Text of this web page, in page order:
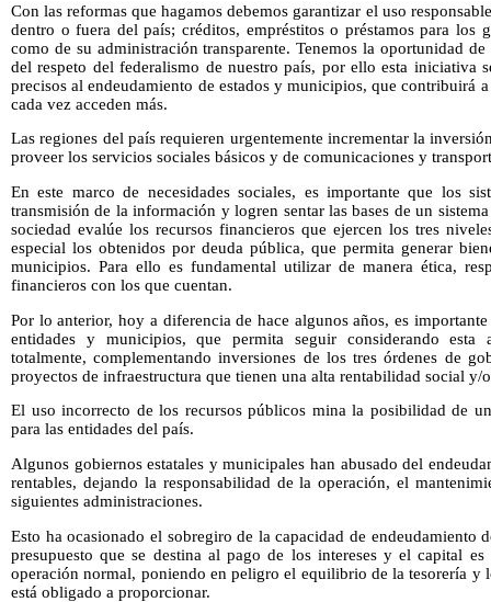
Con las reformas que hagamos debemos garantizar el uso
dentro o fuera del país; créditos, empréstitos o préstamos para los
como de su administración transparente. Tenemos la oportunidad
del respeto del federalismo de nuestro país, por ello esta iniciativa
precisos al endeudamiento de estados y municipios, que contribuirá
cada vez acceden más.
Las regiones del país requieren urgentemente incrementar la
proveer los servicios sociales básicos y de comunicaciones y
En este marco de necesidades sociales, es importante que los
transmisión de la información y logren sentar las bases de un
sociedad evalúe los recursos financieros que ejercen los tres
especial los obtenidos por deuda pública, que permita generar
municipios. Para ello es fundamental utilizar de manera ética,
financieros con los que cuentan.
Por lo anterior, hoy a diferencia de hace algunos años, es
entidades y municipios, que permita seguir considerando
totalmente, complementando inversiones de los tres órdenes de
proyectos de infraestructura que tienen una alta rentabilidad social y/
El uso incorrecto de los recursos públicos mina la posibilidad de
para las entidades del país.
Algunos gobiernos estatales y municipales han abusado del
rentables, dejando la responsabilidad de la operación, el
siguientes administraciones.
Esto ha ocasionado el sobregiro de la capacidad de endeudamiento
presupuesto que se destina al pago de los intereses y el capital
operación normal, poniendo en peligro el equilibrio de la tesorería y
está obligado a proporcionar.